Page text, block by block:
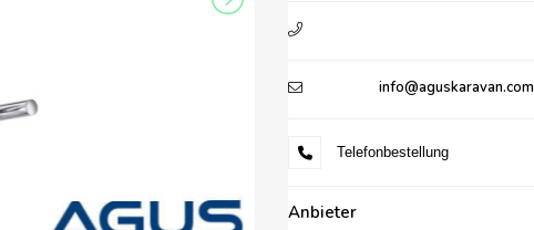
info@aguskaravan.com
Telefonbestellung
Anbieter